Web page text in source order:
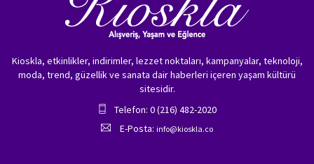
Kioskla, etkinlikler, indirimler, lezzet noktaları, kampanyalar, teknoloji,
moda, trend, güzellik ve sanata dair haberleri içeren yaşam kültürü
sitesidir.
Telefon: 0 (216) 482-2020
E-Posta: info@kioskla.co